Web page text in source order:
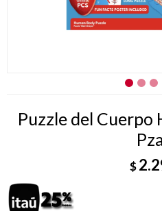
Puzzle del Cuerpo
$